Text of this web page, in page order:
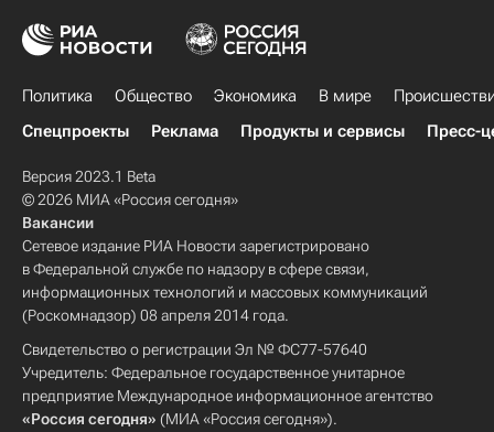
Политика Общество Экономика В мире
Спецпроекты
Реклама Продукты и сервисы Пресс-
Версия 2023.1 Beta
© 2026 МИА «Россия сегодня»
Вакансии
Сетевое издание РИА Новости зарегистрировано
в Федеральной службе по надзору в сфере связи,
информационных технологий и массовых коммуникаций
(Роскомнадзор) 08 апреля 2014 года.
Свидетельство о регистрации Эл № ФС77-57640
Учредитель: Федеральное государственное унитарное
предприятие Международное информационное агентство
«Россия сегодня» (МИА «Россия сегодня»).